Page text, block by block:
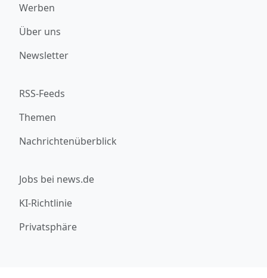
Werben
Über uns
Newsletter
RSS-Feeds
Themen
Nachrichtenüberblick
Jobs bei news.de
KI-Richtlinie
Privatsphäre